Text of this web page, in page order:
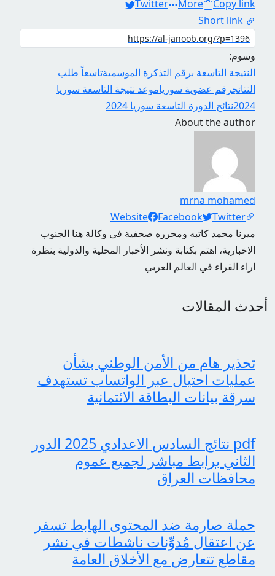
Twitter More
Copy link
Short link
وسوم:
النتيجة التاسعة برقم التذكرة الموسميةتاسعاً طلب
النتائجرقم عضوية سورياموعد نتيجة التاسعة سوريا
2024نتائج الدورة التاسعة سوريا 2024
About the author
mrna mohamed
Social Links
Website Facebook
Twitter
ميرنا محمد كاتبه ومحرره صحفية فى وكالة هنا الجنوب
الاخبارية، اهتم بكتابة ونشر الأخبار المحلية والدولية بنظرة
اراء القراء في العالم العربي
أحدث المقالات
تحذير هام من الأمن الوطني بشأن
عمليات احتيال عبر الواتساب تستهدف
سرقة بيانات البطاقة الائتمانية
pdf نتائج السادس الاعدادي 2025 الدور
الثاني برابط مباشر لجميع عموم
محافظات العراق
حملة صارمة ضد المحتوى الهابط تسفر
عن اعتقال مُدوِّنات ناشطات في نشر
مقاطع تتعارض مع الأخلاق العامة